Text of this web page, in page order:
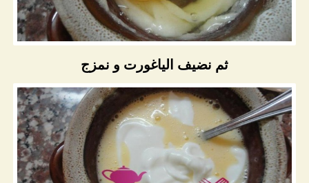
ثم نضيف الياغورت و نمزج